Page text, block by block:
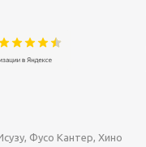
Фусо Кантер, Хино